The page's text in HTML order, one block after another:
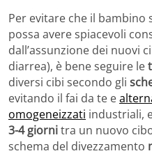
Per evitare che il bambino
possa avere spiacevoli
dall’assunzione dei nuovi
diarrea), è bene seguire le
diversi cibi secondo gli
evitando il fai da te e
omogeneizzati industriali,
3-4 giornitra un nuovo
schema del divezzamento